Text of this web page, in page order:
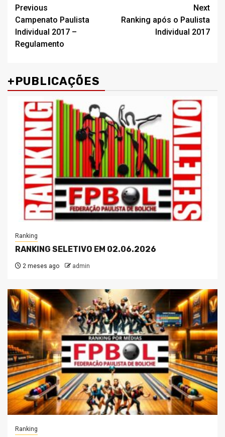
Post
navigation
Previous
Campenato Paulista
Individual 2017 –
Regulamento
Next
Ranking após o Paulista
Individual 2017
+PUBLICAÇÕES
Ranking
RANKING SELETIVO EM 02.06.2026
2 meses ago admin
Ranking